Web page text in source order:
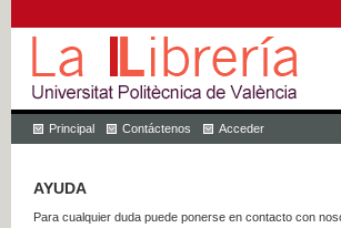
Principal Contáctenos Acceder
AYUDA
Para cualquier duda puede ponerse en contacto con